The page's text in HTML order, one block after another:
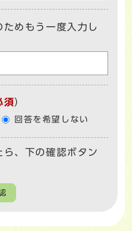
ためもう一度入力し
須）
回答を希望しない
、下の確認ボタン